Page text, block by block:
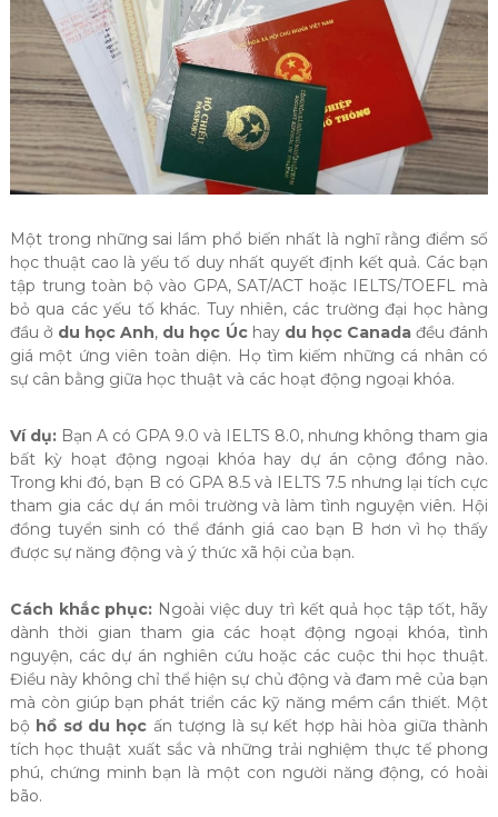
Một trong những sai lầm phổ biến nhất là nghĩ rằng điểm số
học thuật cao là yếu tố duy nhất quyết định kết quả. Các bạn
tập trung toàn bộ vào GPA, SAT/ACT hoặc IELTS/TOEFL mà
bỏ qua các yếu tố khác. Tuy nhiên, các trường đại học hàng
đầu ở du học Anh, du học Úchay du học Canadađều đánh
giá một ứng viên toàn diện. Họ tìm kiếm những cá nhân có
sự cân bằng giữa học thuật và các hoạt động ngoại khóa.
Ví dụ:Bạn A có GPA 9.0 và IELTS 8.0, nhưng không tham gia
bất kỳ hoạt động ngoại khóa hay dự án cộng đồng nào.
Trong khi đó, bạn B có GPA 8.5 và IELTS 7.5 nhưng lại tích cực
tham gia các dự án môi trường và làm tình nguyện viên. Hội
đồng tuyển sinh có thể đánh giá cao bạn B hơn vì họ thấy
được sự năng động và ý thức xã hội của bạn.
Cách khắc phục: Ngoài việc duy trì kết quả học tập tốt, hãy
dành thời gian tham gia các hoạt động ngoại khóa, tình
nguyện, các dự án nghiên cứu hoặc các cuộc thi học thuật.
Điều này không chỉ thể hiện sự chủ động và đam mê của bạn
mà còn giúp bạn phát triển các kỹ năng mềm cần thiết. Một
bộ hồ sơ du học ấn tượng là sự kết hợp hài hòa giữa thành
tích học thuật xuất sắc và những trải nghiệm thực tế phong
phú, chứng minh bạn là một con người năng động, có hoài
bão.